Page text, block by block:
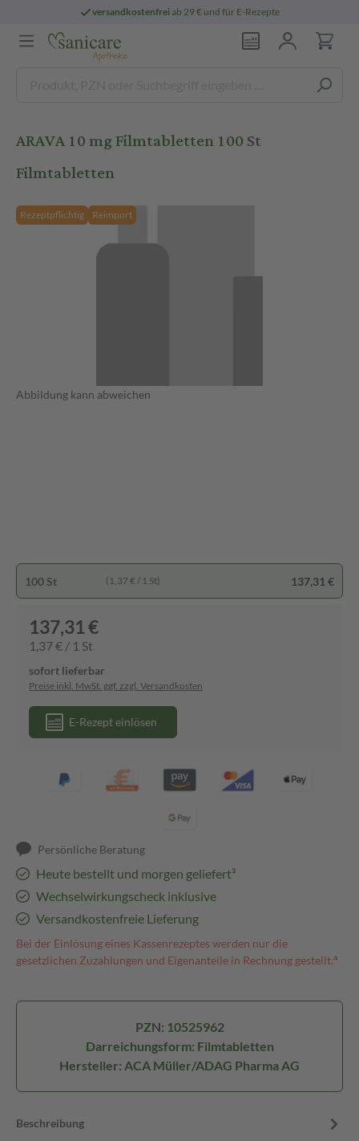
versandkostenfreiab 29 € und für E-Rezepte
ARAVA 10 mg Filmtabletten 100 St
Filmtabletten
Rezeptpflichtig Reimport
Abbildung kann abweichen
100 St (1,37 € / 1 St) 137,31 €
137,31 €
1,37 € / 1 St
sofort lieferbar
Preise inkl. MwSt. ggf. zzgl. Versandkosten
E-Rezept einlösen
Persönliche Beratung
Heute bestellt und morgen geliefert³
Wechselwirkungscheck inklusive
Versandkostenfreie Lieferung
Bei der Einlösung eines Kassenrezeptes werden nur die
gesetzlichen Zuzahlungen und Eigenanteile in Rechnung gestellt.⁴
PZN: 10525962
Darreichungsform: Filmtabletten
Hersteller: ACA Müller/ADAG Pharma AG
Beschreibung